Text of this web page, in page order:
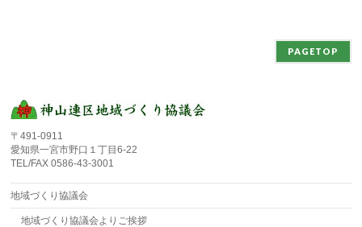
PAGETOP
〒491-0911
愛知県一宮市野口１丁目6-22
TEL/FAX 0586-43-3001
地域づくり協議会
地域づくり協議会よりご挨拶